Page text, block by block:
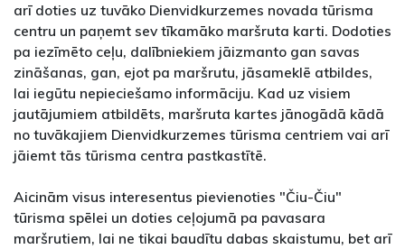
arī doties uz tuvāko Dienvidkurzemes novada tūrisma
centru un paņemt sev tīkamāko maršruta karti. Dodoties
pa iezīmēto ceļu, dalībniekiem jāizmanto gan savas
zināšanas, gan, ejot pa maršrutu, jāsameklē atbildes,
lai iegūtu nepieciešamo informāciju. Kad uz visiem
jautājumiem atbildēts, maršruta kartes jānogādā kādā
no tuvākajiem Dienvidkurzemes tūrisma centriem vai arī
jāiemt tās tūrisma centra pastkastītē.
Aicinām visus interesentus pievienoties "Čiu-Čiu"
tūrisma spēlei un doties ceļojumā pa pavasara
maršrutiem, lai ne tikai baudītu dabas skaistumu, bet arī